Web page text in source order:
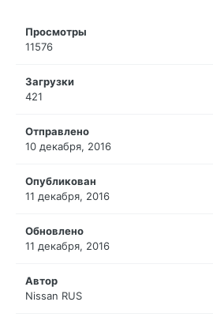
Просмотры
11576
Загрузки
421
Отправлено
10 декабря, 2016
Опубликован
11 декабря, 2016
Обновлено
11 декабря, 2016
Автор
Nissan RUS